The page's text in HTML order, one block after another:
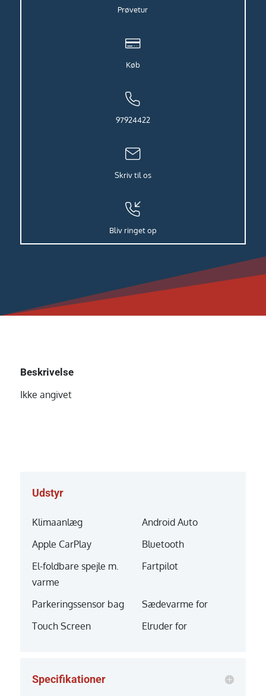
Prøvetur
Køb
97924422
Skriv til os
Bliv ringet op
Beskrivelse
Ikke angivet
Udstyr
Klimaanlæg
Android Auto
Apple CarPlay
Bluetooth
El-foldbare spejle m.
varme
Fartpilot
Parkeringssensor bag
Sædevarme for
Touch Screen
Elruder for
Specifikationer